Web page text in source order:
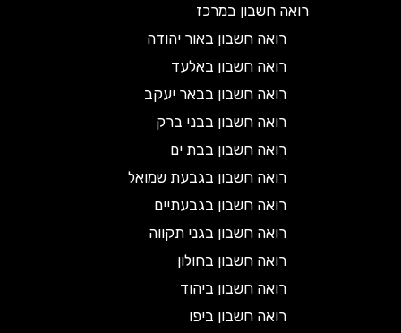
רואה חשבון במרכז
רואה חשבון באור יהודה
רואה חשבון באלעד
רואה חשבון בבאר יעקב
רואה חשבון בבני ברק
רואה חשבון בבת ים
רואה חשבון בגבעת שמואל
רואה חשבון בגבעתיים
רואה חשבון בגני תקווה
רואה חשבון בחולון
רואה חשבון ביהוד
רואה חשבון ביפו